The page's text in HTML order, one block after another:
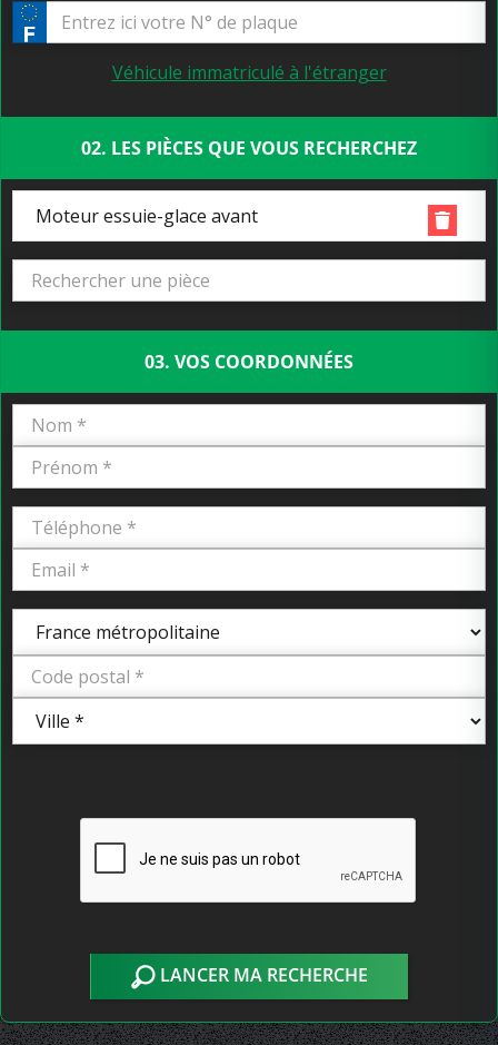
Véhicule immatriculé à l'étranger
02. LES PIÈCES QUE VOUS RECHERCHEZ
Moteur essuie-glace avant
03. VOS COORDONNÉES
LANCER MA RECHERCHE